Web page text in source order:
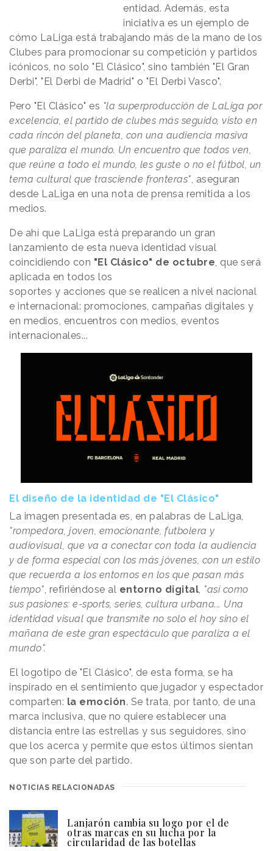
entidad. Además, esta
iniciativa es un ejemplo de
cómo LaLiga está trabajando más de la mano de los
Clubes para promocionar su competición y partidos
icónicos, no solo "El Clásico", sino también "El Gran
Derbi", "El Derbi de Madrid" o "El Derbi Vasco".
Pero "El Clásico" es "la superproducción de LaLiga por
excelencia, el partido de clubes más seguido, visto en
cada rincón del planeta, con una audiencia masiva
que paraliza el mundo. Un encuentro que todos ven,
que reúne a todo el mundo, les guste o no el fútbol, un
tema cultural que trasciende fronteras", aseguran
desde LaLiga en una nota de prensa remitida a los
medios.
De ahí que LaLiga está preparando un gran
lanzamiento de esta nueva identidad visual
coincidiendo con "El Clásico" de octubre, que será
aplicada en todos los
soportes y acciones que se realicen a nivel nacional
e internacional: promociones, campañas digitales y
en medios, encuentros con medios, eventos
internacionales...
El diseño de la identidad de "El Clásico"
La imagen presentada es, en palabras de LaLiga,
"rompedora, joven, emocionante, futbolera y
audiovisual, que va a conectar con toda la audiencia
y de forma especial con los más jóvenes, con un estilo
que recuerda a los entornos en los que pasan más
tiempo", refiriéndose al entorno digital, "así como
sus pasiones: e-sports, series, cultura urbana... Una
identidad visual que transmite no solo el hoy sino el
mañana de este gran espectáculo que paraliza a el
mundo".
El logotipo de "El Clásico", de esta forma, se ha
inspirado en el sentimiento que jugador y espectador
comparten: la emoción. Se trata, por tanto, de una
marca inclusiva, que no quiere establecer una
distancia entre las estrellas y sus seguidores, sino
que los acerca y permite que estos últimos sientan
que son parte del partido.
NOTICIAS RELACIONADAS
Lanjarón cambia su logo por el de
otras marcas en su lucha por la
circularidad de las botellas